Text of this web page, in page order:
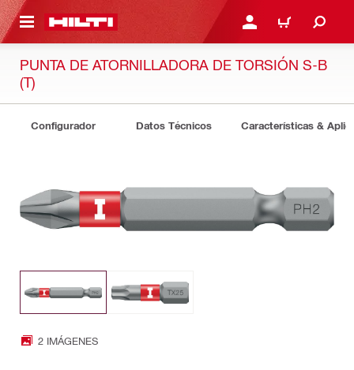
PRINCIPAL INICIE SESIÓN O
CARRITO
PUNTA DE ATORNILLADORA DE TORSIÓN S-B
(T)
Configurador Datos Técnicos Características &
2 IMÁGENES